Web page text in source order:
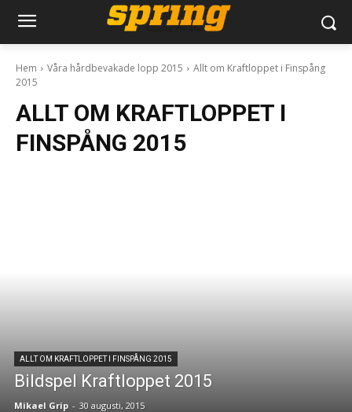
Hem Våra hårdbevakade lopp 2015
Allt om Kraftloppet i Finspång
2015
ALLT OM KRAFTLOPPET I
FINSPÅNG 2015
ALLT OM KRAFTLOPPET I FINSPÅNG 2015
Bildspel Kraftloppet 2015
Mikael Grip - 30 augusti, 2015